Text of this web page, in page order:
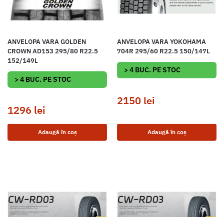
ANVELOPA VARA GOLDEN
CROWN AD153 295/80 R22.5
152/149L
> 4 BUC. PE STOC
1296 lei
Adaugă în coș
ANVELOPA VARA YOKOHAMA
704R 295/60 R22.5 150/147L
> 4 BUC. PE STOC
2150 lei
Adaugă în coș